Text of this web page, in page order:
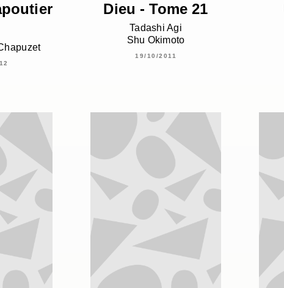
Dieu - Tome 21
Tadashi Agi
Shu Okimoto
19/10/2011